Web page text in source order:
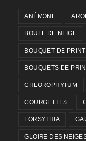
ANÉMONE
BOULE DE NEIGE
BOUQUET DE
BOUQUETS DE
CHLOROPHYTUM
COURGETTES
FORSYTHIA
GLOIRE DES